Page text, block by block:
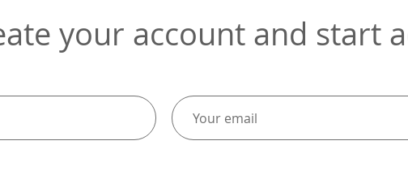
your account and start